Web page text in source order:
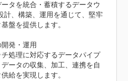
タを統合・蓄積するデータウ
計、構築、運用を通じて、堅牢
盤を提供します。
発・運用
処理に対応するデータパイプ
ータの収集、加工、連携を自
給を実現します。